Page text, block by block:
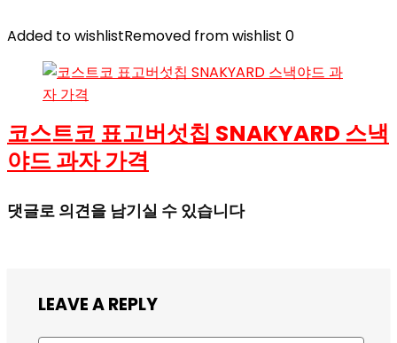
Added to wishlistRemoved from wishlist 0
코스트코 표고버섯칩 SNAKYARD 스낵
야드 과자 가격
댓글로 의견을 남기실 수 있습니다
LEAVE A REPLY